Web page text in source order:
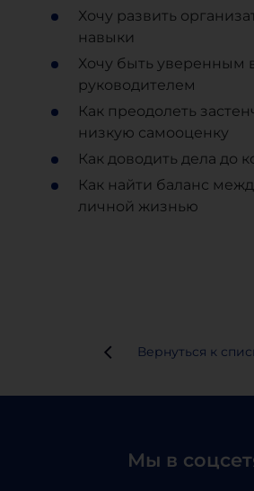
Хочу развить
навыки
Хочу быть уверенным
руководителем
Как преодолеть
низкую самооценку
Как доводить дела до
Как найти баланс
личной жизнью
Вернуться к
Мы в